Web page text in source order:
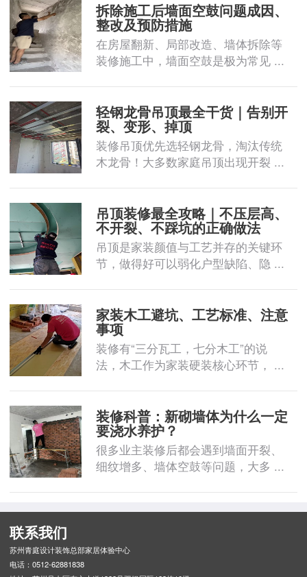
拆除施工后墙面空鼓问题成因、
整改及预防措施
在房屋翻新、局部改造、墙体拆除等
装修施工中，墙面空鼓是极为常见 ...
轻钢龙骨吊顶最全干货｜告别开
裂、变形、掉顶
装修吊顶优先选轻钢龙骨，淘汰传统
木龙骨！大多数家庭吊顶出现开裂 ...
吊顶装修最全攻略｜不压层高、
不开裂、不踩坑的正确做法
吊顶是家装颜值与工艺并存的关键环
节，做得好可以弱化户型缺陷、隐 ...
家装木工避坑、工艺标准、注意
事项
装修有“三分瓦工，七分木工”的说
法，木工作为家装硬装核心环节， ...
装修科普：新砌墙体为什么一定
要浇水养护？
很多业主装修后都会遇到墙面开裂、
细纹增多、墙体空鼓等问题，大多 ...
联系我们
苏州青庭设计装饰总部家居体验中心
电话：0512-62881838